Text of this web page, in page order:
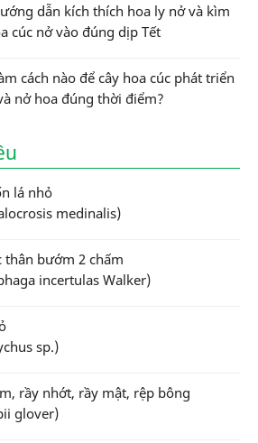
dẫn kích thích hoa ly nở và kìm
cúc nở vào đúng dịp Tết
cách nào để cây hoa cúc phát triển
nở hoa đúng thời điểm?
lá nhỏ
medinalis)
thân bướm 2 chấm
incertulas Walker)
sp.)
rầy nhớt, rầy mật, rệp bông
glover)